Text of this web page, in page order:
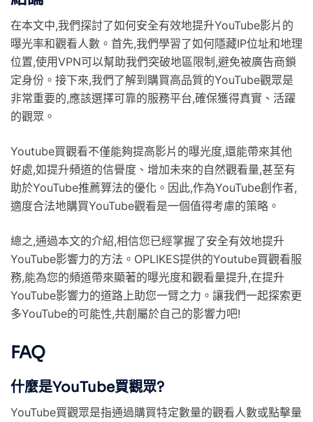
在本文中,我們探討了如何安全有效地提升YouTube影片的
曝光率和觀看人數。首先,我們學習了如何隱藏IP位址和地理
位置,使用VPN可以幫助我們突破地區限制,避免被廣告商鎖
定身份。接下來,我們了解到購買高品質的YouTube觀眾是
非常重要的,應該選擇可靠的服務平台,確保獲得真實、活躍
的觀眾。
Youtube買觀看不僅能夠提高影片的曝光度,還能帶來其他
好處,如提升頻道的信譽度、增加未來的自然觀看量,甚至有
助於YouTube推薦算法的優化。因此,作為YouTube創作者,
適度合法地購買YouTube觀看是一個值得考慮的策略。
總之,通過本文的介紹,相信您已經掌握了安全有效地提升
YouTube影響力的方法。OPLIKES提供的Youtube買觀看服
務,能為您的頻道帶來顯著的曝光度和觀看量提升,在提升
YouTube影響力的道路上助您一臂之力。讓我們一起探索更
多YouTube的可能性,共創屬於自己的影響力吧!
FAQ
什麼是YouTube買觀眾?
YouTube買觀眾是指通過購買特定數量的觀看人數或點擊量